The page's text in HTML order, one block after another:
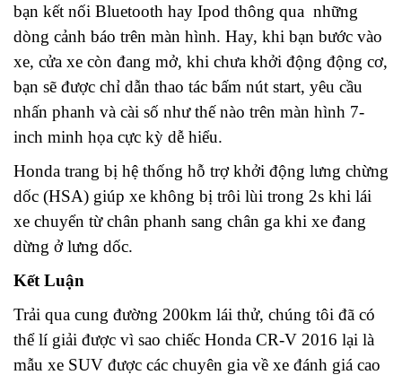
bạn kết nối Bluetooth hay Ipod thông qua những
dòng cảnh báo trên màn hình. Hay, khi bạn bước vào
xe, cửa xe còn đang mở, khi chưa khởi động động cơ,
bạn sẽ được chỉ dẫn thao tác bấm nút start, yêu cầu
nhấn phanh và cài số như thế nào trên màn hình 7-
inch minh họa cực kỳ dễ hiểu.
Honda trang bị hệ thống hỗ trợ khởi động lưng chừng
dốc (HSA) giúp xe không bị trôi lùi trong 2s khi lái
xe chuyển từ chân phanh sang chân ga khi xe đang
dừng ở lưng dốc.
Kết Luận
Trải qua cung đường 200km lái thử, chúng tôi đã có
thể lí giải được vì sao chiếc Honda CR-V 2016 lại là
mẫu xe SUV được các chuyên gia về xe đánh giá cao